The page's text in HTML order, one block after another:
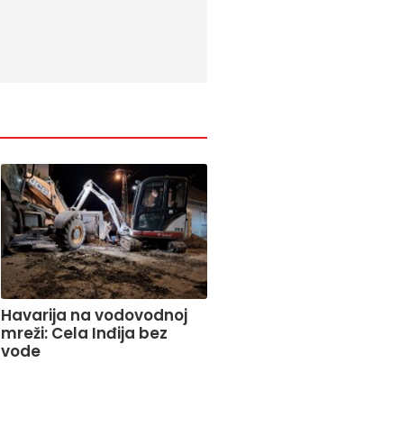
Havarija na vodovodnoj
mreži: Cela Inđija bez
vode